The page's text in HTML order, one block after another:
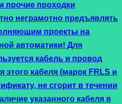
прочие проходки
неграмотно предъявлять
проекты на
автоматики! Для
кабель и провод
кабеля (марок FRLS и
не сгорит в течении
указанного кабеля в